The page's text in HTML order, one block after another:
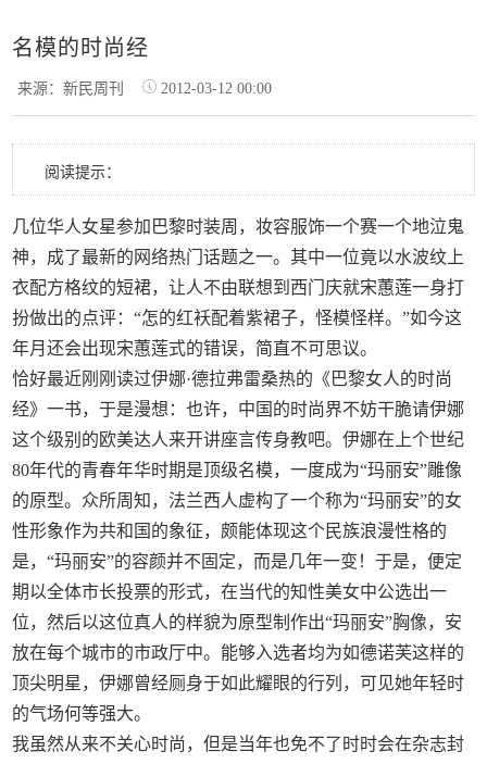
名模的时尚经
来源：新民周刊 2012-03-12 00:00
阅读提示：
几位华人女星参加巴黎时装周，妆容服饰一个赛一个地泣鬼
神，成了最新的网络热门话题之一。其中一位竟以水波纹上
衣配方格纹的短裙，让人不由联想到西门庆就宋蕙莲一身打
扮做出的点评：“怎的红袄配着紫裙子，怪模怪样。”如今这
年月还会出现宋蕙莲式的错误，简直不可思议。
恰好最近刚刚读过伊娜·德拉弗雷桑热的《巴黎女人的时尚
经》一书，于是漫想：也许，中国的时尚界不妨干脆请伊娜
这个级别的欧美达人来开讲座言传身教吧。伊娜在上个世纪
80年代的青春年华时期是顶级名模，一度成为“玛丽安”雕像
的原型。众所周知，法兰西人虚构了一个称为“玛丽安”的女
性形象作为共和国的象征，颇能体现这个民族浪漫性格的
是，“玛丽安”的容颜并不固定，而是几年一变！于是，便定
期以全体市长投票的形式，在当代的知性美女中公选出一
位，然后以这位真人的样貌为原型制作出“玛丽安”胸像，安
放在每个城市的市政厅中。能够入选者均为如德诺芙这样的
顶尖明星，伊娜曾经厕身于如此耀眼的行列，可见她年轻时
的气场何等强大。
我虽然从来不关心时尚，但是当年也免不了时时会在杂志封